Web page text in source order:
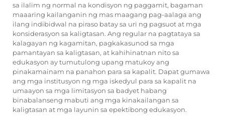
sa ilalim ng normal na kondisyon ng paggamit, bagaman
maaaring kailanganin ng mas maagang pag-aalaga ang
ilang indibidwal na piraso batay sa uri ng pagsuot at mga
konsiderasyon sa kaligtasan. Ang regular na pagtataya sa
kalagayan ng kagamitan, pagkakasunod sa mga
pamantayan sa kaligtasan, at kahihinatnan nito sa
edukasyon ay tumutulong upang matukoy ang
pinakamainam na panahon para sa kapalit. Dapat gumawa
ang mga institusyon ng mga iskedyul para sa kapalit na
umaayon sa mga limitasyon sa badyet habang
binabalanseng mabuti ang mga kinakailangan sa
kaligtasan at mga layunin sa epektibong edukasyon.